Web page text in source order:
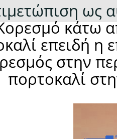
ως
κάτω
επειδή η
στην
πορτοκαλί